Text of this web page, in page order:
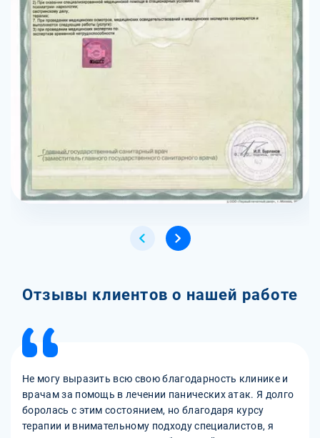
Отзывы клиентов о нашей работе
Не могу выразить всю свою благодарность клинике и
врачам за помощь в лечении панических атак. Я долго
боролась с этим состоянием, но благодаря курсу
терапии и внимательному подходу специалистов, я